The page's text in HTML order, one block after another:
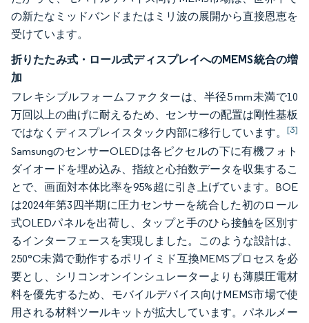
の新たなミッドバンドまたはミリ波の展開から直接恩恵を
受けています。
折りたたみ式・ロール式ディスプレイへのMEMS統合の増
加
フレキシブルフォームファクターは、半径5 mm未満で10
万回以上の曲げに耐えるため、センサーの配置は剛性基板
ではなくディスプレイスタック内部に移行しています。 [3]
SamsungのセンサーOLEDは各ピクセルの下に有機フォト
ダイオードを埋め込み、指紋と心拍数データを収集するこ
とで、画面対本体比率を95%超に引き上げています。BOE
は2024年第3四半期に圧力センサーを統合した初のロール
式OLEDパネルを出荷し、タップと手のひら接触を区別す
るインターフェースを実現しました。このような設計は、
250°C未満で動作するポリイミド互換MEMSプロセスを必
要とし、シリコンオンインシュレーターよりも薄膜圧電材
料を優先するため、モバイルデバイス向けMEMS市場で使
用される材料ツールキットが拡大しています。パネルメー